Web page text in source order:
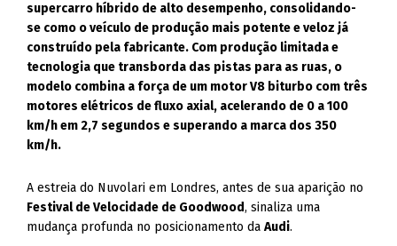
supercarro híbrido de alto desempenho, consolidando-
se como o veículo de produção mais potente e veloz já
construído pela fabricante. Com produção limitada e
tecnologia que transborda das pistas para as ruas, o
modelo combina a força de um motor V8 biturbo com três
motores elétricos de fluxo axial, acelerando de 0 a 100
km/h em 2,7 segundos e superando a marca dos 350
km/h.
A estreia do Nuvolari em Londres, antes de sua aparição no
Festival de Velocidade de Goodwood, sinaliza uma
mudança profunda no posicionamento daAudi.